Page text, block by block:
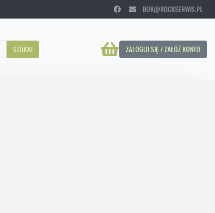
BOK@ROCKSERWIS.PL
ZALOGUJ SIĘ / ZAŁÓŻ KONTO
SZUKAJ